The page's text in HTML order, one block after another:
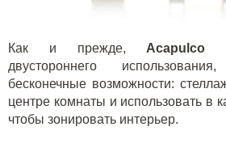
Как и прежде, Acapulco
двустороннего
бесконечные возможности:
центре комнаты и использовать в
чтобы зонировать интерьер.